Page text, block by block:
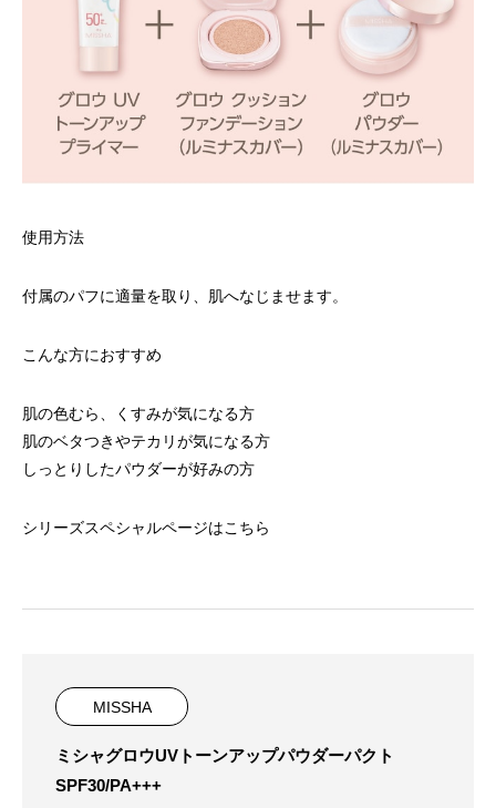
使用方法
付属のパフに適量を取り、肌へなじませます。
こんな方におすすめ
肌の色むら、くすみが気になる方
肌のベタつきやテカリが気になる方
しっとりしたパウダーが好みの方
シリーズスペシャルページはこちら
MISSHA
ミシャグロウUVトーンアップパウダーパクト
SPF30/PA+++